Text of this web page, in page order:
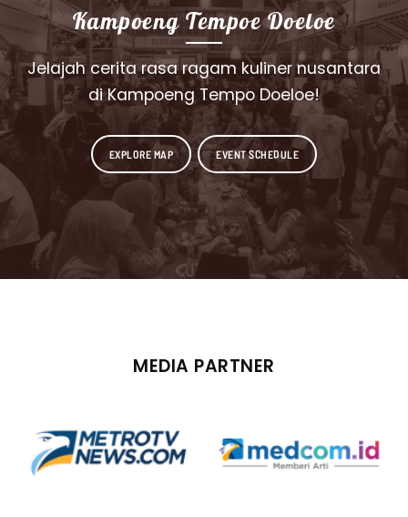
Kampoeng Tempoe Doeloe
Jelajah cerita rasa ragam kuliner nusantara
di Kampoeng Tempo Doeloe!
EXPLORE MAP EVENT SCHEDULE
MEDIA PARTNER